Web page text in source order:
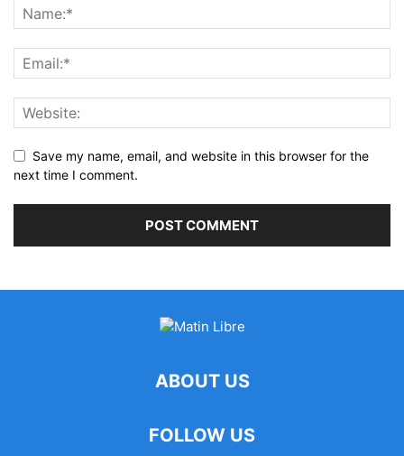
Save my name, email, and website in this browser for the
next time I comment.
ABOUT US
FOLLOW US